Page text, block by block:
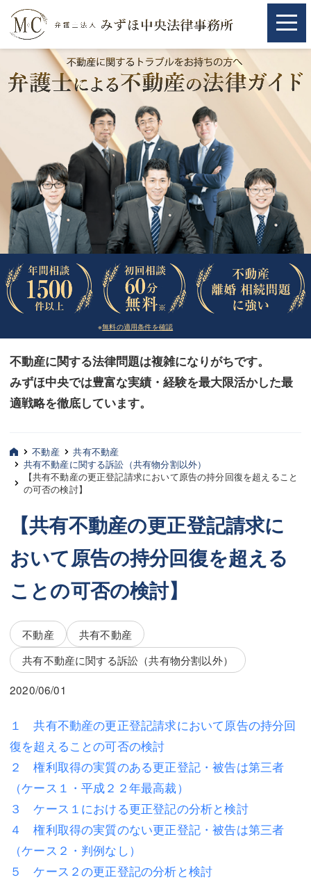
取扱分野
相続・遺言
離婚（夫婦間トラブル）
企業法務
労働問題（解雇，残業等）
刑事弁護
交通事故
法律相談など（その他）
お客様へ
みずほ中央の特長・形式編
弁護士紹介
酒井 博之
坂本 陽一
桶川 聡
三平 隆史
吉元 優仁
小川 祐
弁護士費用
不動産
相続・遺言
離婚（夫婦間トラブル）
企業法務
労働問題（解雇，残業等）
※無料の適用条件を確認
不動産に関する法律問題は複雑になりがちです。
みずほ中央では豊富な実績・経験を最大限活かした最
適戦略を徹底しています。
取扱分野
相続・遺言
離婚（夫婦間トラブル）
企業法務
労働問題（解雇，残業等）
刑事弁護
交通事故
法律相談など（その他）
お客様へ
みずほ中央の特長・形式編
弁護士紹介
酒井 博之
坂本 陽一
桶川 聡
三平 隆史
吉元 優仁
弁護士費用
不動産
相続・遺言
離婚（夫婦間トラブル）
企業法務
労働問題（解雇，残業等）
刑事弁護
不動産
共有不動産
共有不動産に関する訴訟（共有物分割以外）
【共有不動産の更正登記請求において原告の持分回復を超えること
の可否の検討】
【共有不動産の更正登記請求に
おいて原告の持分回復を超える
ことの可否の検討】
不動産
共有不動産
共有不動産に関する訴訟（共有物分割以外）
2020/06/01
１ 共有不動産の更正登記請求において原告の持分回
復を超えることの可否の検討
２ 権利取得の実質のある更正登記・被告は第三者
（ケース１・平成２２年最高裁）
３ ケース１における更正登記の分析と検討
４ 権利取得の実質のない更正登記・被告は第三者
（ケース２・判例なし）
５ ケース２の更正登記の分析と検討